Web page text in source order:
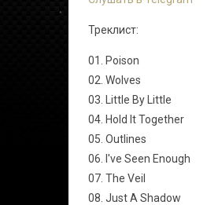
Треклист:
01. Poison
02. Wolves
03. Little By Little
04. Hold It Together
05. Outlines
06. I've Seen Enough
07. The Veil
08. Just A Shadow